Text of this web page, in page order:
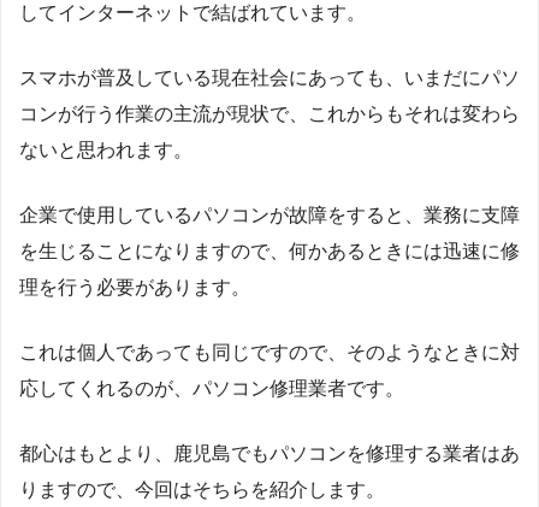
してインターネットで結ばれています。
スマホが普及している現在社会にあっても、いまだにパソ
コンが行う作業の主流が現状で、これからもそれは変わら
ないと思われます。
企業で使用しているパソコンが故障をすると、業務に支障
を生じることになりますので、何かあるときには迅速に修
理を行う必要があります。
これは個人であっても同じですので、そのようなときに対
応してくれるのが、パソコン修理業者です。
都心はもとより、鹿児島でもパソコンを修理する業者はあ
りますので、今回はそちらを紹介します。